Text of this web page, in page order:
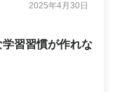
2025年4月30日
習習慣が作れな